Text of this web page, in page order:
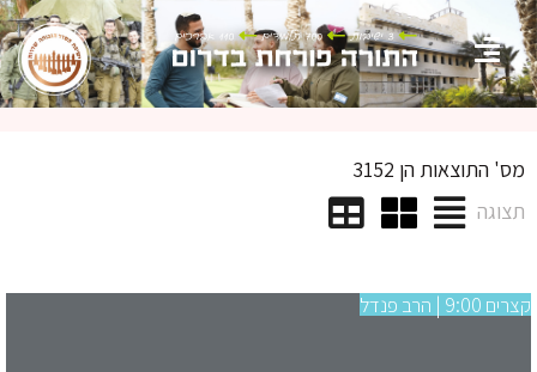
מס' התוצאות הן 3152
תצוגה
קצרים 9:00 | הרב פנדל